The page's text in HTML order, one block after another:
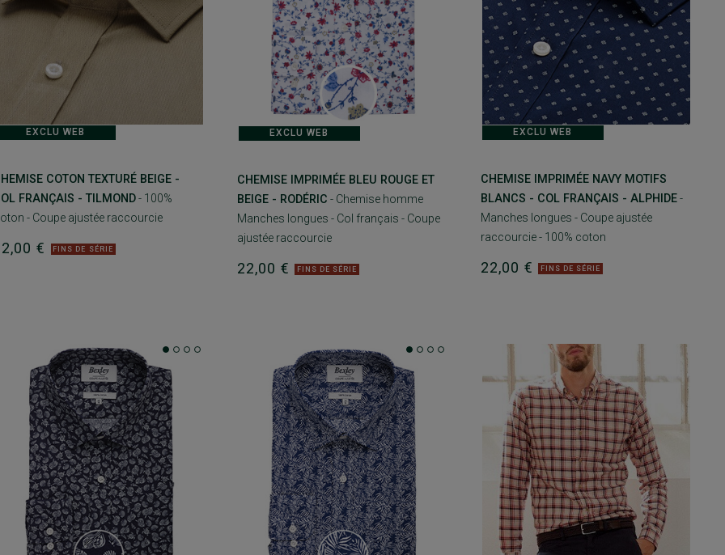
EXCLU WEB
COTON TEXTURÉ BEIGE -
FRANÇAIS - TILMOND- 100%
- Coupe ajustée raccourcie
€ FINS DE SÉRIE
EXCLU WEB
CHEMISE IMPRIMÉE BLEU ROUGE ET
BEIGE - RODÉRIC - Chemise homme
Manches longues - Col français - Coupe
ajustée raccourcie
22,00 € FINS DE SÉRIE
EXCLU WEB
CHEMISE IMPRIMÉE NAVY MOTIFS
BLANCS - COL FRANÇAIS - ALPHIDE-
Manches longues - Coupe ajustée
raccourcie - 100% coton
22,00 € FINS DE SÉRIE